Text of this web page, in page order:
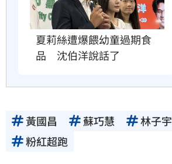
夏莉絲遭爆餵幼童過期食
品　沈伯洋說話了
黃國昌 蘇巧慧 林子宇
粉紅超跑